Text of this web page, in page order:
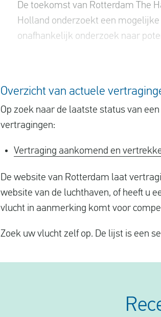
De toekomst van Rotterdam The
Holland onderzoekt een
onafhankelijk onderzoek naar
Overzicht van actuele
Op zoek naar de laatste status van
vertragingen:
Vertraging aankomend en
De website van Rotterdam laat
website van de luchthaven, of heeft u
vlucht in aanmerking komt voor
Zoek uw vlucht zelf op. De lijst is een